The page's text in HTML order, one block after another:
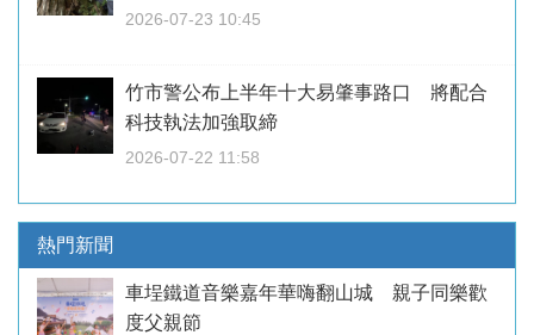
2026-07-23 10:45
竹市警公布上半年十大易肇事路口 將配合
科技執法加強取締
2026-07-22 11:58
熱門新聞
車埕鐵道音樂嘉年華嗨翻山城 親子同樂歡
度父親節